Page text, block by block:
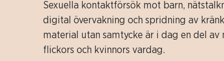
Sexuella kontaktförsök mot barn,
digital övervakning och spridning av
material utan samtycke är i dag en del av
flickors och kvinnors vardag.